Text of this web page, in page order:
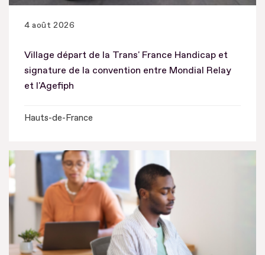
4 août 2026
Village départ de la Trans' France Handicap et
signature de la convention entre Mondial Relay
et l'Agefiph
Hauts-de-France